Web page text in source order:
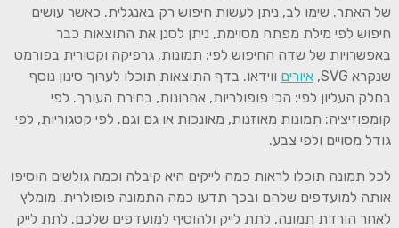
של האתר. שימו לב, ניתן לעשות חיפוש רק באנגלית. כאשר עושים
חיפוש לפי מילת מפתח מסוימת, ניתן לסנן את התוצאות כבר
באפשרויות של שדה החיפוש לפי: תמונות, גרפיקה וקטורית בפורמט
שנקרא SVG,
איורים ווידאו. בדף התוצאות תוכלו לערוך סינון נוסף
בחלק העליון לפי: הכי פופולריות, אחרונות, בחירת העורך. לפי
קומפוזיציה: תמונות מאוזנות, מאונכות או גם וגם. לפי קטגוריות, לפי
גודל מסויים ולפי צבע.
לכל תמונה תוכלו לראות כמה לייקים היא קיבלה וכמה גולשים הוסיפו
אותה למועדפים שלהם ובכך תדעו כמה התמונה פופולרית. מומלץ
לאחר הורדת תמונה, לתת לייק ולהוסיף למועדפים שלכם. לתת לייק